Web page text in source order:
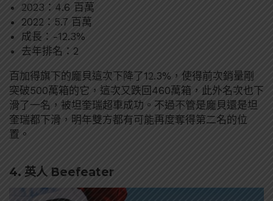
2023：4.6 百萬
2022：5.7 百萬
成長：-12.3%
去年排名：2
百加得旗下的龐貝這次下降了12.3%，使得前次銷量剛
突破500萬箱的它，這次又跌回460萬箱，此外名次也下
滑了一名，被坦奎瑞超車成功。不過不管是龐貝還是坦
奎瑞都下滑，明年雙方都有可能再度奪得第二名的位
置。
4. 英人 Beefeater